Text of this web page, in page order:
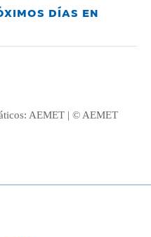
DÍAS EN
AEMET | © AEMET